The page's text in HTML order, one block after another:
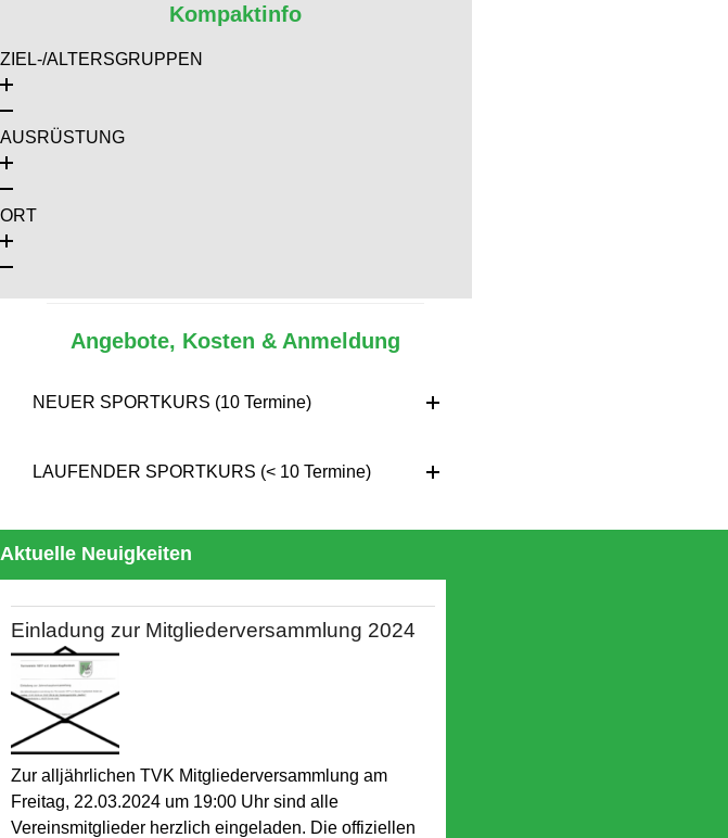
Kompaktinfo
ZIEL-/ALTERSGRUPPEN
AUSRÜSTUNG
ORT
Angebote, Kosten & Anmeldung
NEUER SPORTKURS (10 Termine)
LAUFENDER SPORTKURS (< 10 Termine)
Aktuelle Neuigkeiten
Einladung zur Mitgliederversammlung 2024
Zur alljährlichen TVK Mitgliederversammlung am
Freitag, 22.03.2024 um 19:00 Uhr sind alle
Vereinsmitglieder herzlich eingeladen. Die offiziellen